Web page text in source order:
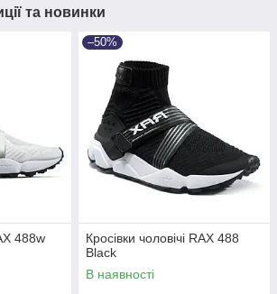
та новинки
488w
–50%
Кросівки чоловічі RAX 488
Black
В наявності